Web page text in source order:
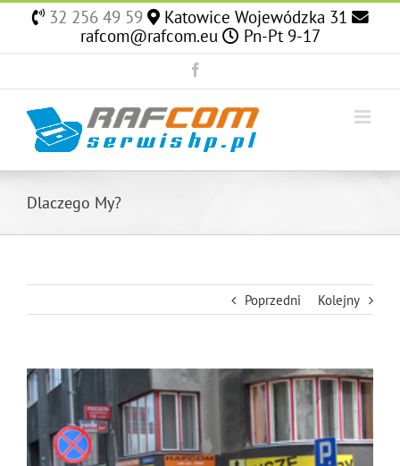
Skip
32 256 49 59
Katowice Wojewódzka 31
rafcom@rafcom.eu
Pn-Pt 9-17
Dlaczego My?
Poprzedni Kolejny